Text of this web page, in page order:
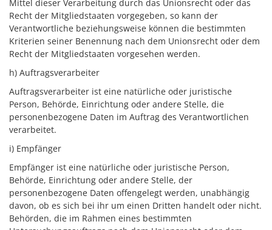
Mittel dieser Verarbeitung durch das Unionsrecht oder das
Recht der Mitgliedstaaten vorgegeben, so kann der
Verantwortliche beziehungsweise können die bestimmten
Kriterien seiner Benennung nach dem Unionsrecht oder dem
Recht der Mitgliedstaaten vorgesehen werden.
h) Auftragsverarbeiter
Auftragsverarbeiter ist eine natürliche oder juristische
Person, Behörde, Einrichtung oder andere Stelle, die
personenbezogene Daten im Auftrag des Verantwortlichen
verarbeitet.
i) Empfänger
Empfänger ist eine natürliche oder juristische Person,
Behörde, Einrichtung oder andere Stelle, der
personenbezogene Daten offengelegt werden, unabhängig
davon, ob es sich bei ihr um einen Dritten handelt oder nicht.
Behörden, die im Rahmen eines bestimmten